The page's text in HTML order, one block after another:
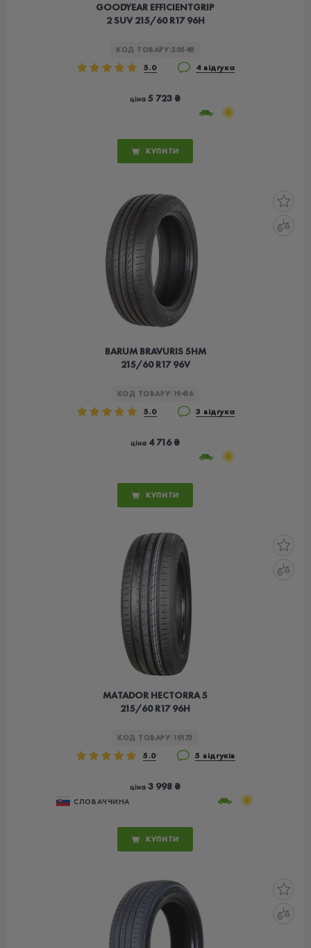
GOODYEAR EFFICIENTGRIP
2 SUV 215/60 R17 96H
КОД ТОВАРУ:20548
5.0 4 відгука
ціна 5 723 ₴
КУПИТИ
BARUM BRAVURIS 5HM
215/60 R17 96V
КОД ТОВАРУ: 19416
5.0 3 відгука
ціна 4 716 ₴
КУПИТИ
MATADOR HECTORRA 5
215/60 R17 96H
КОД ТОВАРУ: 19173
5.0 5 відгуків
ціна 3 998 ₴
СЛОВАЧЧИНА
КУПИТИ